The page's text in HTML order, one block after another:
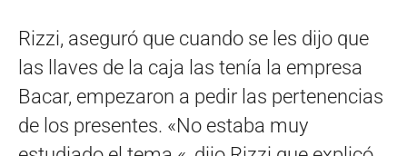
Rizzi, aseguró que cuando se les dijo que
las llaves de la caja las tenía la empresa
Bacar, empezaron a pedir las pertenencias
de los presentes. «No estaba muy